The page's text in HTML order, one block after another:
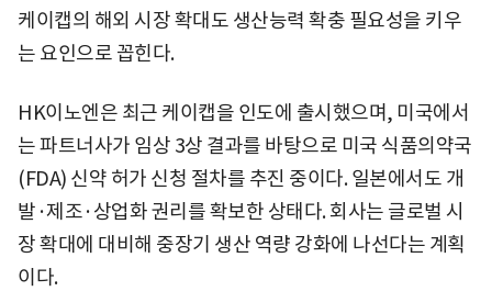
케이캡의 해외 시장 확대도 생산능력 확충 필요성을 키우
는 요인으로 꼽힌다.
HK이노엔은 최근 케이캡을 인도에 출시했으며, 미국에서
는 파트너사가 임상 3상 결과를 바탕으로 미국 식품의약국
(FDA) 신약 허가 신청 절차를 추진 중이다. 일본에서도 개
발·제조·상업화 권리를 확보한 상태다. 회사는 글로벌 시
장 확대에 대비해 중장기 생산 역량 강화에 나선다는 계획
이다.